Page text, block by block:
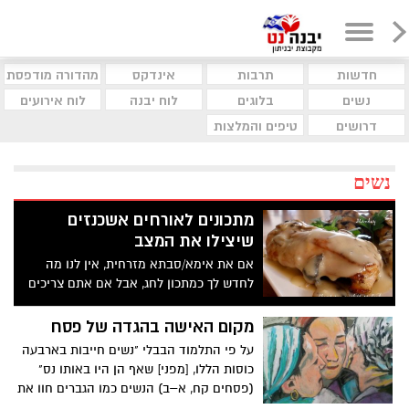
חדשות תרבות אינדקס
מהדורה מודפסת
נשים
בלוגים לוח יבנה
לוח אירועים
דרושים
טיפים והמלצות
נשים
מתכונים לאורחים אשכנזים
שיצילו את המצב
אם את אימא/סבתא מזרחית, אין לנו מה
לחדש לך כמתכון לחג, אבל אם אתם צריכים
להכין סעודה לפסח שתהיה בה גם מנות
בסגנון אשכנזי.... נראה לנו שאתם זקוקים
רולדת לדר במילוי בשר ואורז, עוף מזוגג
בדבש ויין לבן ופטריות שמפניון יכולים
בהחלט להציל את המצב. באדיבות מסעדת
מקום האישה בהגדה של פסח
על פי התלמוד הבבלי "נשים חייבות בארבעה
כוסות הללו, [מפני] שאף הן היו באותו נס"
(פסחים קח, א–ב) הנשים כמו הגברים חוו את